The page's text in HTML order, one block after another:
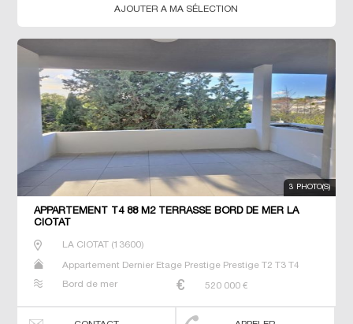
AJOUTER A MA SÉLECTION
3 PHOTO(S)
APPARTEMENT T4 88 M2 TERRASSE BORD DE MER LA
CIOTAT
LA CIOTAT(13600)
Appartement Dernier Etage Prestige Prestige T2 T3 T4
Bord de mer 520 000 €